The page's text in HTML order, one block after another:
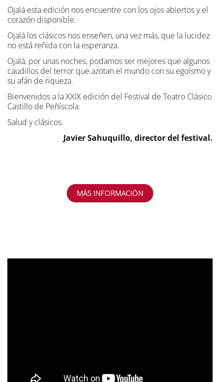
Ojalá esta edición nos encuentre con los ojos abiertos y el
corazón disponible.
Ojalá los clásicos nos enseñen, una vez más, que la lucidez
no está reñida con la esperanza.
Ojalá, por unas noches, podamos ser mejores que algunos
caudillos del terror que azotan el mundo con su egoísmo y
su afán de riqueza.
Bienvenidos a la XXIX edición del Festival de Teatro Clásico
Castillo de Peñíscola.
Salud y clásicos.
Javier Sahuquillo, director del festival.
MÁS INFORMACIÓN